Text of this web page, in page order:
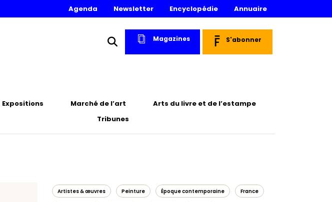
Agenda Newsletter Encyclopédie Annuaire
Magazines S'abonner
Expositions Marché de l’art
Arts du livre et de l’estampe
Tribunes
Artistes & œuvres Peinture Époque contemporaine France